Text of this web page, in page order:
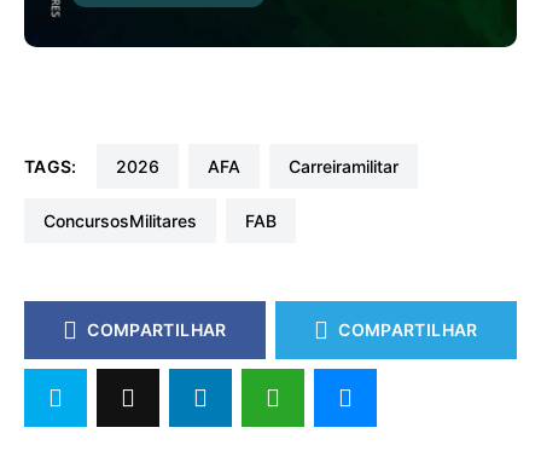
TAGS: 2026 AFA carreiramilitar
ConcursosMilitares FAB
COMPARTILHAR COMPARTILHAR